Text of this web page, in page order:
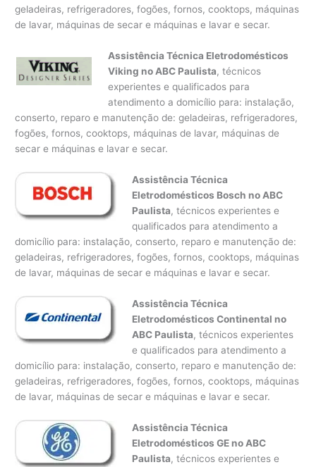
geladeiras, refrigeradores, fogões, fornos, cooktops, máquinas
de lavar, máquinas de secar e máquinas e lavar e secar.
Assistência Técnica Eletrodomésticos
Viking no ABC Paulista, técnicos
experientes e qualificados para
atendimento a domicílio para: instalação,
conserto, reparo e manutenção de: geladeiras, refrigeradores,
fogões, fornos, cooktops, máquinas de lavar, máquinas de
secar e máquinas e lavar e secar.
Assistência Técnica
Eletrodomésticos Bosch no ABC
Paulista, técnicos experientes e
qualificados para atendimento a
domicílio para: instalação, conserto, reparo e manutenção de:
geladeiras, refrigeradores, fogões, fornos, cooktops, máquinas
de lavar, máquinas de secar e máquinas e lavar e secar.
Assistência Técnica
Eletrodomésticos Continental no
ABC Paulista, técnicos experientes
e qualificados para atendimento a
domicílio para: instalação, conserto, reparo e manutenção de:
geladeiras, refrigeradores, fogões, fornos, cooktops, máquinas
de lavar, máquinas de secar e máquinas e lavar e secar.
Assistência Técnica
Eletrodomésticos GE no ABC
Paulista, técnicos experientes e